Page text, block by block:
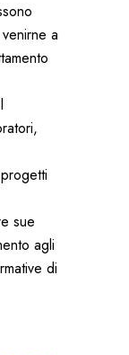
a
sue
agli
di